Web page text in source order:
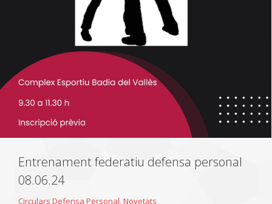
Entrenament federatiu defensa personal
08.06.24
Circulars Defensa Personal,Novetats